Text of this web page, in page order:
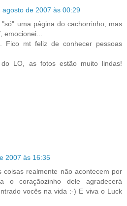
agosto de 2007 às 00:29
uma página do cachorrinho, mas
emocionei...
Fico mt feliz de conhecer pessoas
LO, as fotos estão muito lindas!
2007 às 16:35
coisas realmente não acontecem por
o coraçãozinho dele agradecerá
vocês na vida :-) E viva o Luck